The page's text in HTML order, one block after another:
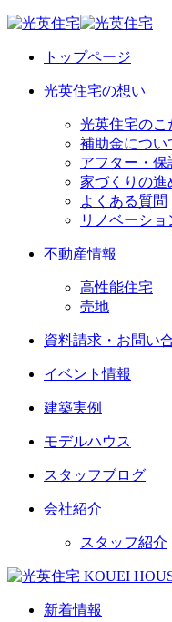
トップページ
光英住宅の想い
光英住宅のこ
補助金につい
アフター・保
家づくりの進
よくある質問
リノベーシ
不動産情報
高性能住宅
売地
資料請求・お問い
イベント情報
建築実例
モデルハウス
スタッフブログ
会社紹介
スタッフ紹介
新着情報